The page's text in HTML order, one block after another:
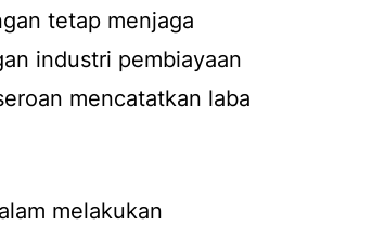
tetap menjaga
industri pembiayaan
mencatatkan laba
melakukan